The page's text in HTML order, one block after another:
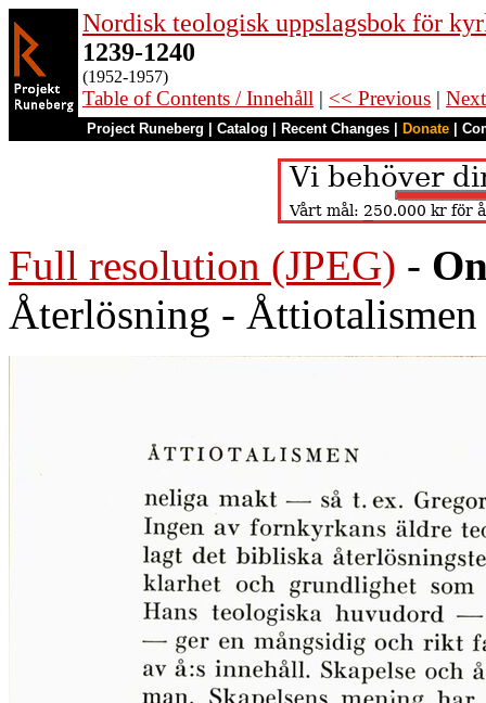
Nordisk teologisk uppslagsbok för
1239-1240
(1952-1957)
Table of Contents / Innehåll | << Previous |
Project Runeberg Catalog Recent Changes Donate
Full resolution (JPEG) -
Återlösning - Åttiotalismen